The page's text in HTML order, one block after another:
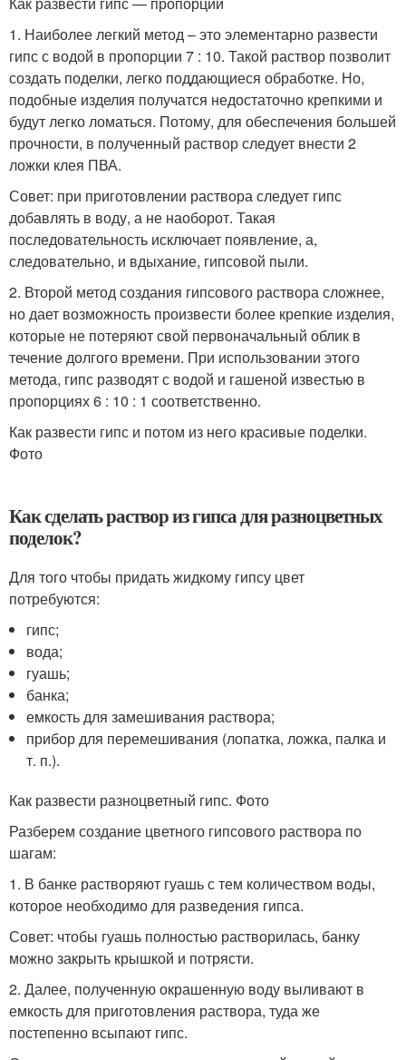
1. Наиболее легкий метод – это элементарно развести
гипс с водой в пропорции 7 : 10. Такой раствор позволит
создать поделки, легко поддающиеся обработке. Но,
подобные изделия получатся недостаточно крепкими и
будут легко ломаться. Потому, для обеспечения большей
прочности, в полученный раствор следует внести 2
ложки клея ПВА.
Совет: при приготовлении раствора следует гипс
добавлять в воду, а не наоборот. Такая
последовательность исключает появление, а,
следовательно, и вдыхание, гипсовой пыли.
2. Второй метод создания гипсового раствора сложнее,
но дает возможность произвести более крепкие изделия,
которые не потеряют свой первоначальный облик в
течение долгого времени. При использовании этого
метода, гипс разводят с водой и гашеной известью в
пропорциях 6 : 10 : 1 соответственно.
Как развести гипс и потом из него красивые поделки.
Фото
Как сделать раствор из гипса для разноцветных
поделок?
Для того чтобы придать жидкому гипсу цвет
потребуются:
гипс;
вода;
гуашь;
банка;
емкость для замешивания раствора;
прибор для перемешивания (лопатка, ложка, палка и
т. п.).
Как развести разноцветный гипс. Фото
Разберем создание цветного гипсового раствора по
шагам:
1. В банке растворяют гуашь с тем количеством воды,
которое необходимо для разведения гипса.
Совет: чтобы гуашь полностью растворилась, банку
можно закрыть крышкой и потрясти.
2. Далее, полученную окрашенную воду выливают в
емкость для приготовления раствора, туда же
постепенно всыпают гипс.